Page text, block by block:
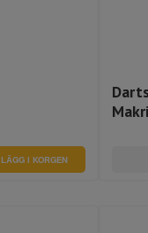
LÄGG I KORGEN